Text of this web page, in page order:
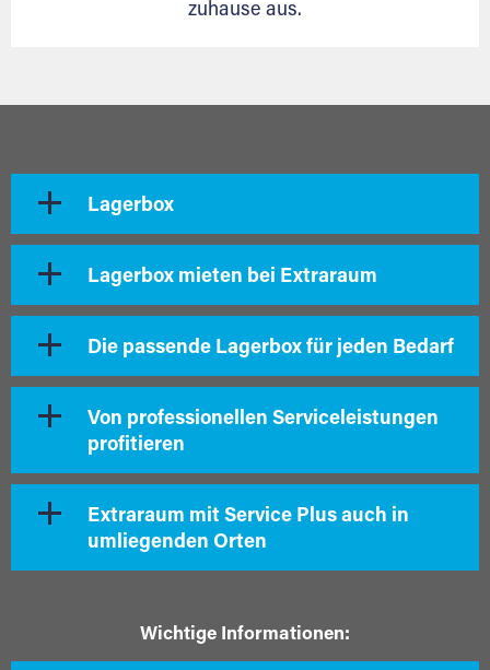
zuhause aus.
Lagerbox
Lagerbox mieten bei Extraraum
Die passende Lagerbox für jeden Bedarf
Von professionellen Serviceleistungen
profitieren
Extraraum mit Service Plus auch in
umliegenden Orten
Wichtige Informationen: